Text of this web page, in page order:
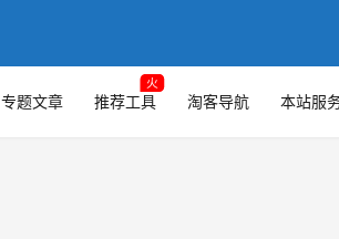
专题文章 推荐工具
火
淘客导航 本站服